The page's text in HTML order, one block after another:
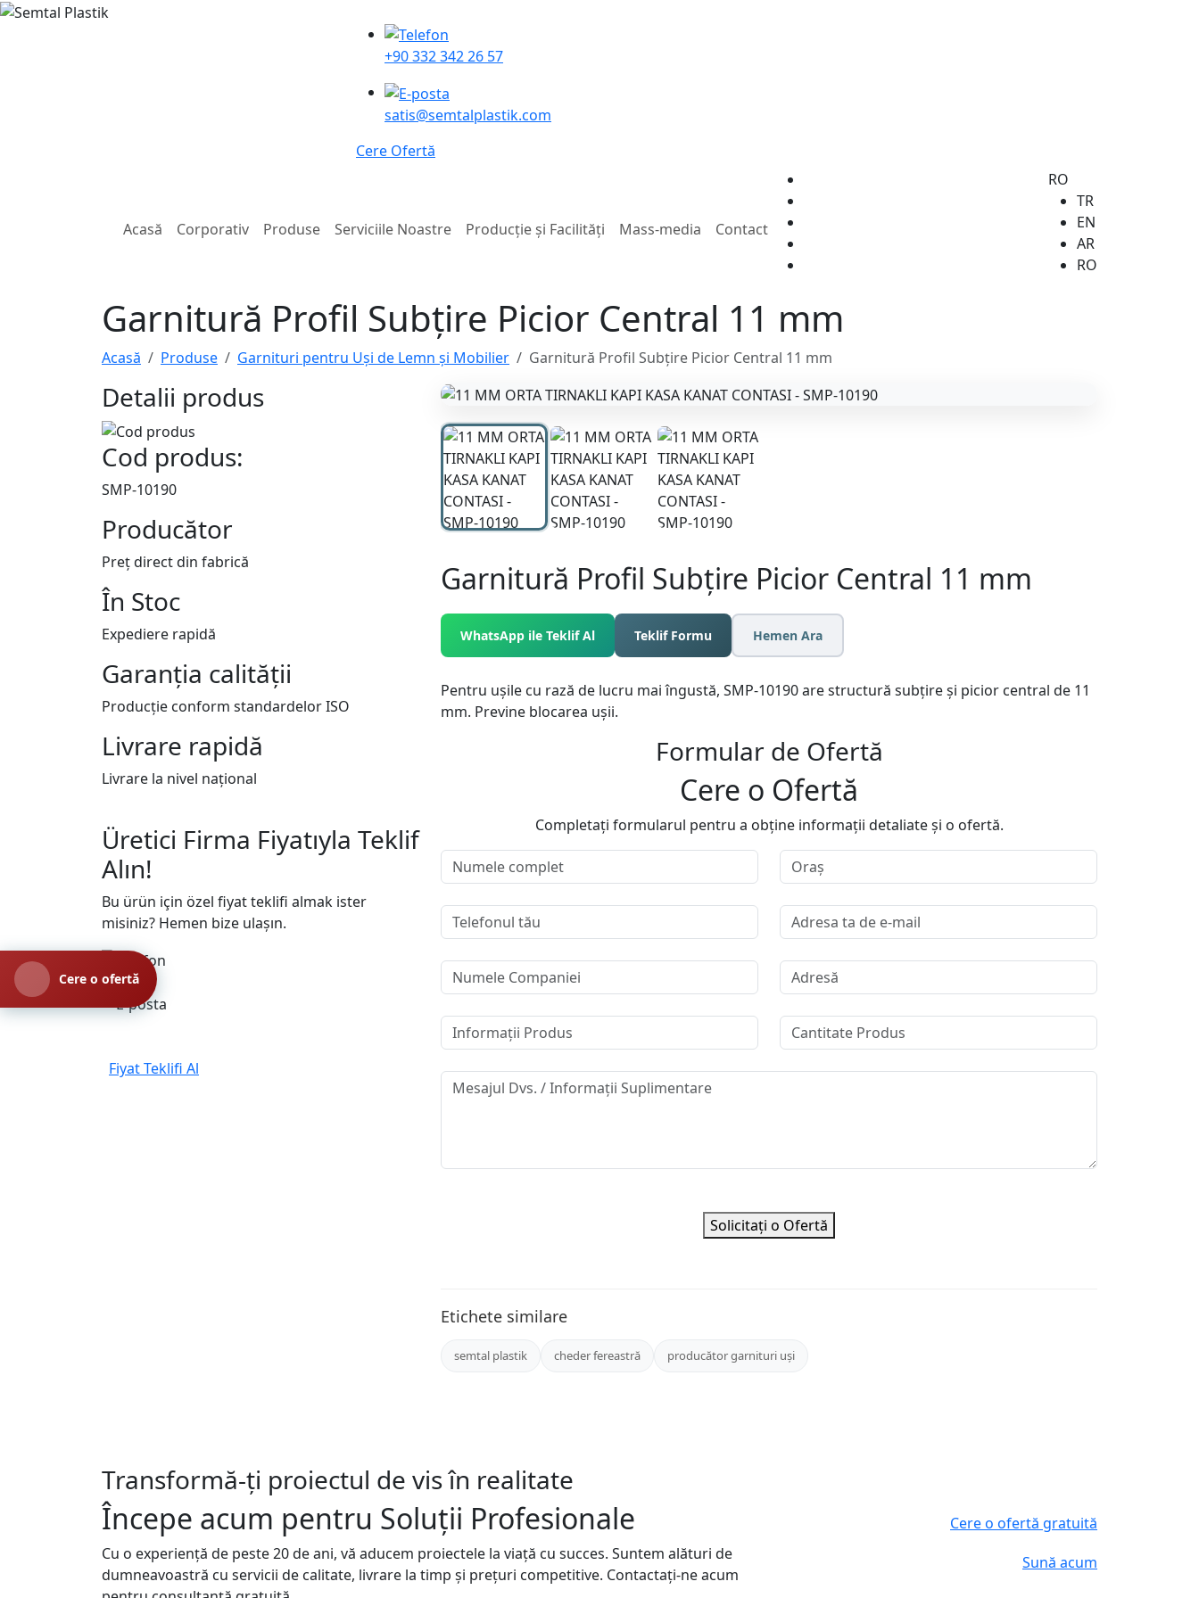
+90 332 342 26 57
satis@semtalplastik.com
Cere Ofertă
Acasă Corporativ Produse Serviciile Noastre Producție și Facilități Mass-media Contact
RO
TR
EN
AR
RO
Garnitură Profil Subțire Picior Central 11 mm
Acasă Produse Garnituri pentru Uși de Lemn și Mobilier Garnitură Profil Subțire Picior Central 11 mm
Detalii produs
Cod produs:
SMP-10190
Producător
Preț direct din fabrică
În Stoc
Expediere rapidă
Garanția calității
Producție conform standardelor ISO
Livrare rapidă
Livrare la nivel național
Üretici Firma Fiyatıyla Teklif
Alın!
Bu ürün için özel fiyat teklifi almak ister
misiniz? Hemen bize ulaşın.
+90 332 342 26 57
Fiyat Teklifi Al
Garnitură Profil Subțire Picior Central 11 mm
WhatsApp ile Teklif Al Teklif Formu Hemen Ara
Pentru ușile cu rază de lucru mai îngustă, SMP-10190 are structură subțire și picior central de 11
mm. Previne blocarea ușii.
Formular de Ofertă
Cere o Ofertă
Completați formularul pentru a obține informații detaliate și o ofertă.
Solicitați o Ofertă
Etichete similare
semtal plastik cheder fereastră producător garnituri uși
Transformă-ți proiectul de vis în realitate
Începe acum pentru Soluții Profesionale
Cu o experiență de peste 20 de ani, vă aducem proiectele la viață cu succes. Suntem alături de
dumneavoastră cu servicii de calitate, livrare la timp și prețuri competitive. Contactați-ne acum
Cere o ofertă gratuită
Sună acum
Cere o ofertă